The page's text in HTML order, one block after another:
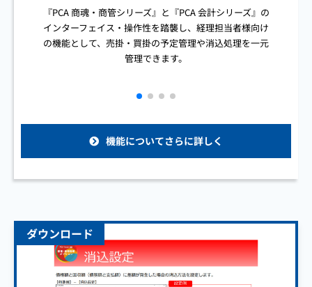
『PCA 商魂・商管シリーズ』と『PCA 会計シリーズ』の
インターフェイス・操作性を踏襲し、経理担当者様向け
の機能として、売掛・買掛の予定管理や消込処理を一元
管理できます。
機能についてさらに詳しく
ダウンロード